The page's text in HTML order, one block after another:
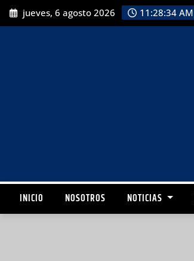
jueves, 6 agosto 2026 11:28:36 AM
INICIO NOSOTROS NOTICIAS